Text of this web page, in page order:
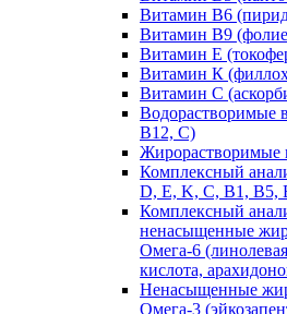
Витамин В6
Витамин В9
Витамин Е
Витамин К
Витамин С
Водорастворимые
В12, С)
Комплексный
D, E, K, C, B1, B5,
Комплексный
ненасыщенные
Омега-6
кислота,
Ненасыщенные
Омега-3